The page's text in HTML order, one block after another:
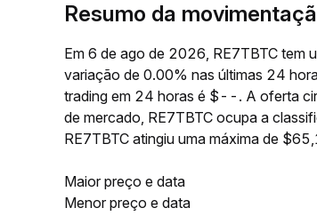
Resumo da
Em 6 de ago de 2026, RE7TBTC
variação de 0.00% nas últimas 24
trading em 24 horas é $--. A oferta
de mercado, RE7TBTC ocupa a
RE7TBTC atingiu uma máxima de
Maior preço e data
Menor preço e data